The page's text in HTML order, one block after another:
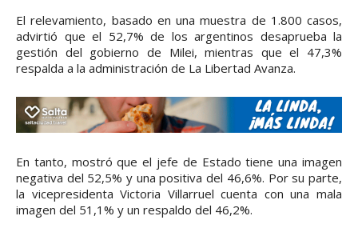
El relevamiento, basado en una muestra de 1.800 casos,
advirtió que el 52,7% de los argentinos desaprueba la
gestión del gobierno de Milei, mientras que el 47,3%
respalda a la administración de La Libertad Avanza.
En tanto, mostró que el jefe de Estado tiene una imagen
negativa del 52,5% y una positiva del 46,6%. Por su parte,
la vicepresidenta Victoria Villarruel cuenta con una mala
imagen del 51,1% y un respaldo del 46,2%.